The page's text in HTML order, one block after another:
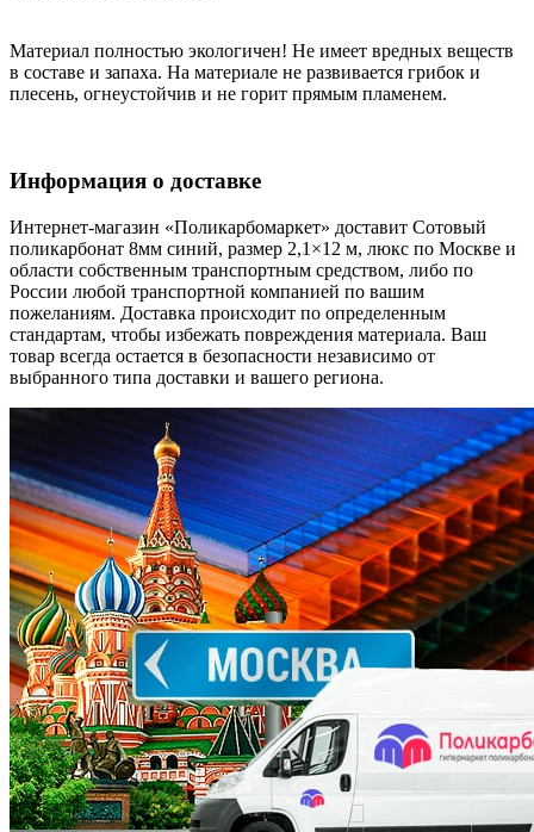
Материал полностью экологичен! Не имеет вредных веществ
в составе и запаха. На материале не развивается грибок и
плесень, огнеустойчив и не горит прямым пламенем.
Информация о доставке
Интернет-магазин «Поликарбомаркет» доставит Сотовый
поликарбонат 8мм синий, размер 2,1×12 м, люкс по Москве и
области собственным транспортным средством, либо по
России любой транспортной компанией по вашим
пожеланиям. Доставка происходит по определенным
стандартам, чтобы избежать повреждения материала. Ваш
товар всегда остается в безопасности независимо от
выбранного типа доставки и вашего региона.